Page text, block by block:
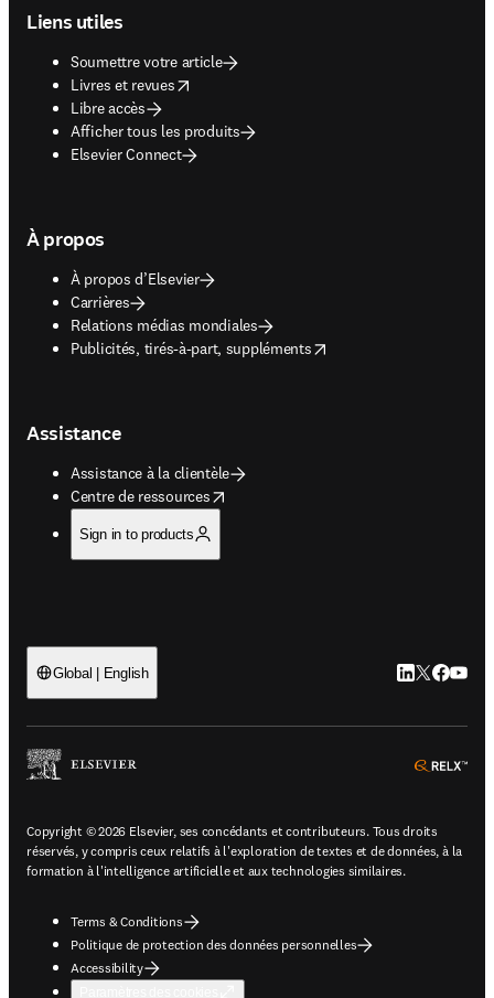
Liens utiles
Soumettre votre article
Livres et revues
opens in new tab/window
Libre accès
Afficher tous les produits
Elsevier Connect
À propos
À propos d’Elsevier
Carrières
Relations médias mondiales
Publicités, tirés-à-part, suppléments
opens in new tab/window
Assistance
Assistance à la clientèle
Centre de ressources
opens in new tab/window
Sign in to products
Global | English LinkedIn
Twitter
Copyright © 2026 Elsevier, ses concédants et contributeurs. Tous droits
réservés, y compris ceux relatifs à l'exploration de textes et de données, à la
formation à l'intelligence artificielle et aux technologies similaires.
Terms & Conditions
Politique de protection des données personnelles
Accessibility